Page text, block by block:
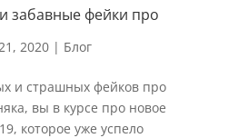
забавные фейки про
2020| Блог
и страшных фейков про
вы в курсе про новое
которое уже успело